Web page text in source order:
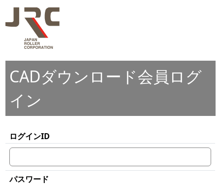
CADダウンロード会員ログ
イン
ログインID
パスワード